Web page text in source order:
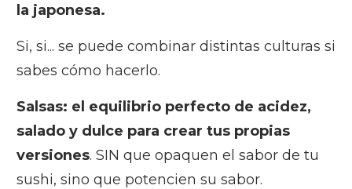
la japonesa.
Si, si... se puede combinar distintas culturas si
sabes cómo hacerlo.
Salsas: el equilibrio perfecto de acidez,
salado y dulce para crear tus propias
versiones. SIN que opaquen el sabor de tu
sushi, sino que potencien su sabor.